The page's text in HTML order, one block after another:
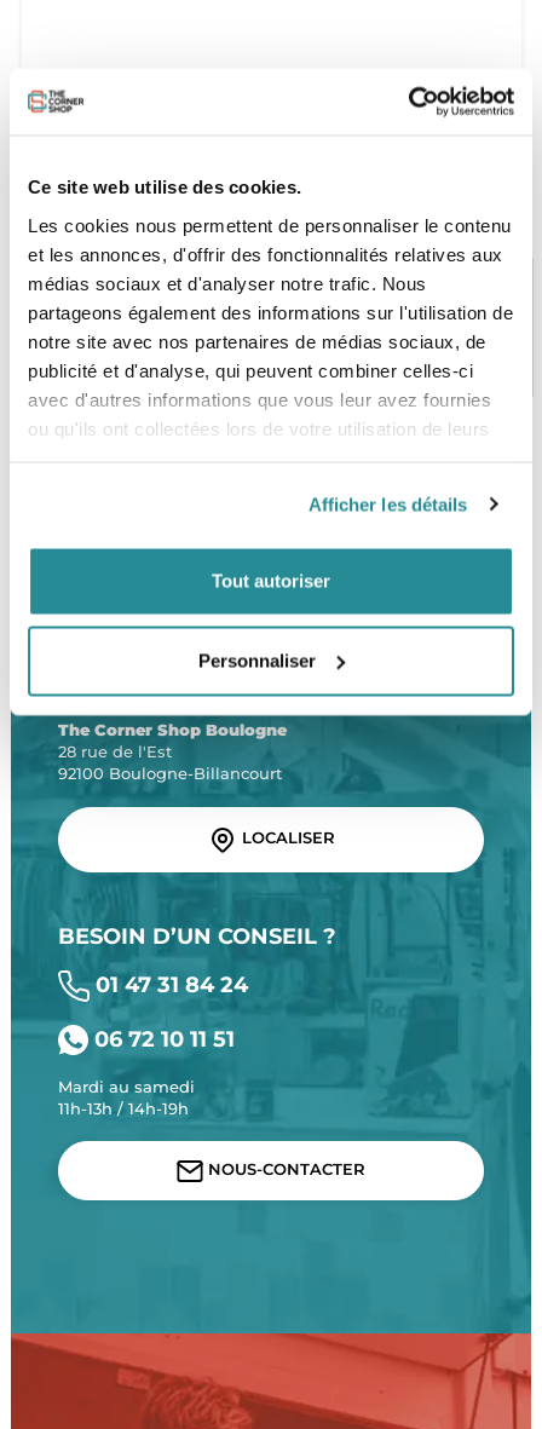
Ce site web utilise des cookies.
Les cookies nous permettent de personnaliser le contenu
et les annonces, d'offrir des fonctionnalités relatives aux
médias sociaux et d'analyser notre trafic. Nous
partageons également des informations sur l'utilisation de
notre site avec nos partenaires de médias sociaux, de
publicité et d'analyse, qui peuvent combiner celles-ci
avec d'autres informations que vous leur avez fournies
ou qu'ils ont collectées lors de votre utilisation de leurs
Afficher les détails
Tout autoriser
Personnaliser
PAIEMENT SÉCURISÉ
CB, VISA, Mastercard, ALMA
STOCK EN TEMPS RÉEL
Plus de 5000 produits en stock
À partir de 99€ d’achat*
LE SHOP
The Corner Shop Boulogne
28 rue de l'Est
92100 Boulogne-Billancourt
LOCALISER
BESOIN D’UN CONSEIL ?
01 47 31 84 24
06 72 10 11 51
Mardi au samedi
11h-13h / 14h-19h
NOUS-CONTACTER